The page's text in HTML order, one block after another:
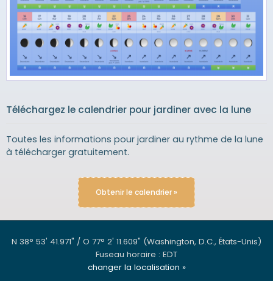
Téléchargez le calendrier pour jardiner avec la lune
Toutes les informations pour jardiner au rythme de la lune
à télécharger gratuitement.
Obtenir le calendrier »
N 38° 53' 41.971" / O 77° 2' 11.609" (Washington, D.C., États-Unis)
Fuseau horaire : EDT
changer la localisation »